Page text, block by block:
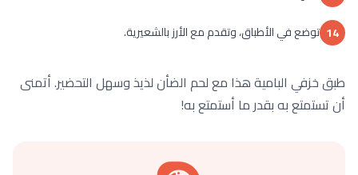
14 توضع في الأطباق، وتقدم مع الأرز بالشعيرية.
طبق خزفي البامية هذا مع لحم الضأن لذيذ وسهل التحضير. أتمنى
أن تستمتع به بقدر ما أستمتع به!